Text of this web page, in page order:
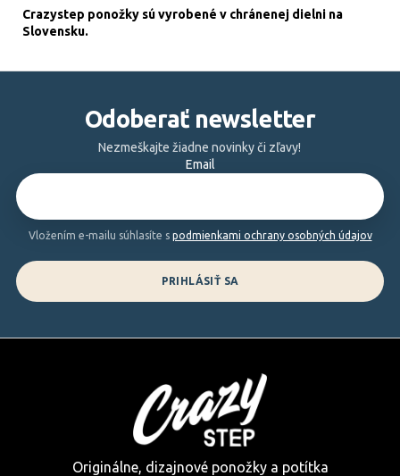
Crazystep ponožky sú vyrobené v chránenej dielni na
Slovensku.
Odoberať newsletter
Nezmeškajte žiadne novinky či zľavy!
Email
Vložením e-mailu súhlasíte s podmienkami ochrany osobných údajov
PRIHLÁSIŤ SA
Originálne, dizajnové ponožky a potítka